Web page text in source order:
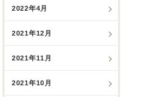
2022年4月
2021年12月
2021年11月
2021年10月